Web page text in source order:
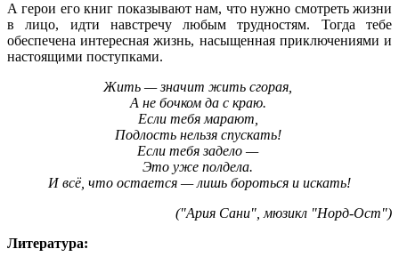
А герои его книг показывают нам, что нужно смотреть жизни
в лицо, идти навстречу любым трудностям. Тогда тебе
обеспечена интересная жизнь, насыщенная приключениями и
настоящими поступками.
Жить — значит жить сгорая,
А не бочком да с краю.
Если тебя марают,
Подлость нельзя спускать!
Если тебя задело —
Это уже полдела.
И всё, что остается — лишь бороться и искать!
("Ария Сани", мюзикл "Норд-Ост")
Литература: